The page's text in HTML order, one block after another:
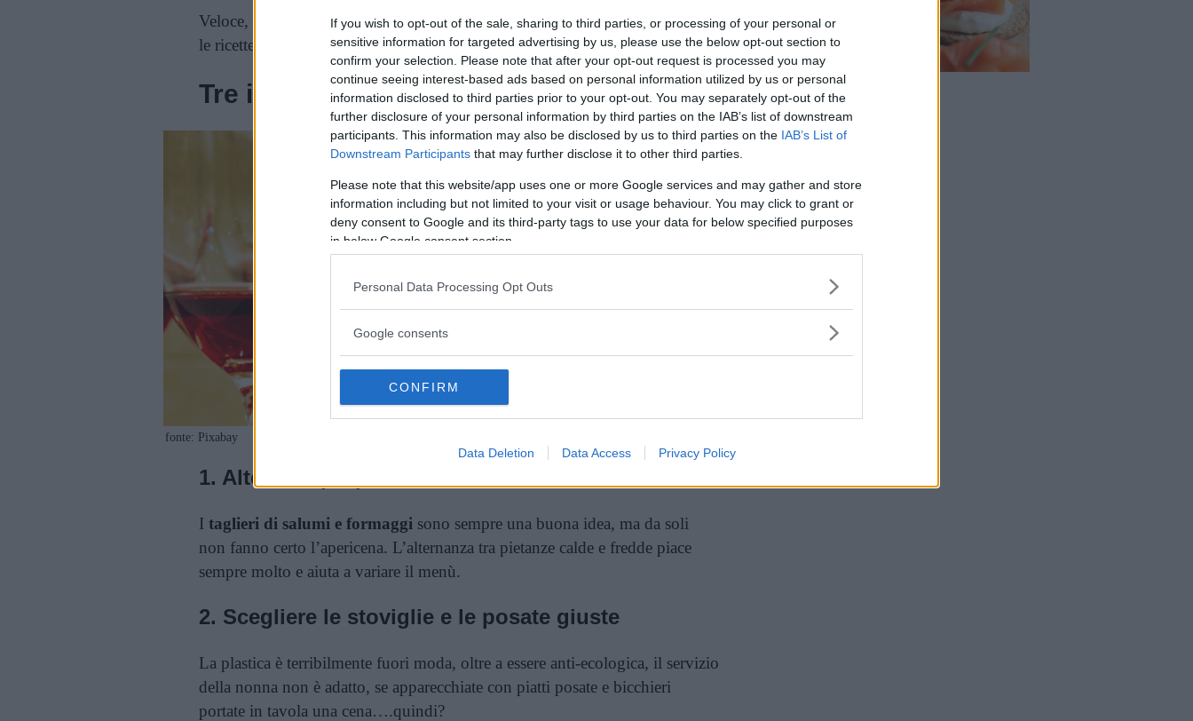
If you wish to opt-out of the sale, sharing to third parties, or processing of your personal or
sensitive information for targeted advertising by us, please use the below opt-out section to
confirm your selection. Please note that after your opt-out request is processed you may
continue seeing interest-based ads based on personal information utilized by us or personal
information disclosed to third parties prior to your opt-out. You may separately opt-out of the
further disclosure of your personal information by third parties on the IAB’s list of downstream
participants. This information may also be disclosed by us to third parties on the IAB’s List of
Downstream Participants that may further disclose it to other third parties.
Please note that this website/app uses one or more Google services and may gather and store
information including but not limited to your visit or usage behaviour. You may click to grant or
deny consent to Google and its third-party tags to use your data for below specified purposes
in below Google consent section.
Personal Data Processing Opt Outs
Google consents
CONFIRM
Data Deletion Data Access Privacy Policy
Veloce, divertente, giovane, funziona se si seguono alcune idee e se si hanno
le ricette giuste.
Tre imperdibili idee per l’apericena
fonte: Pixabay
1. Alternare proposte fredde e calde
I taglieri di salumi e formaggi sono sempre una buona idea, ma da soli
non fanno certo l’apericena. L’alternanza tra pietanze calde e fredde piace
sempre molto e aiuta a variare il menù.
2. Scegliere le stoviglie e le posate giuste
La plastica è terribilmente fuori moda, oltre a essere anti-ecologica, il servizio
della nonna non è adatto, se apparecchiate con piatti posate e bicchieri
portate in tavola una cena….quindi?
Antipasti
Canapè assortiti